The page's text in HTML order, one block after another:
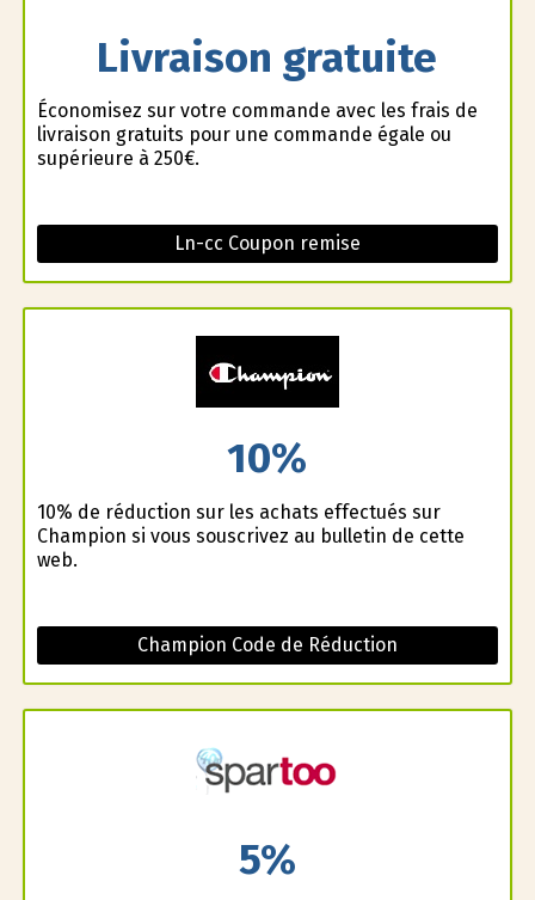
Livraison gratuite
Économisez sur votre commande avec les frais de
livraison gratuits pour une commande égale ou
supérieure à 250€.
Ln-cc Coupon remise
10%
10% de réduction sur les achats effectués sur
Champion si vous souscrivez au bulletin de cette
web.
Champion Code de Réduction
5%